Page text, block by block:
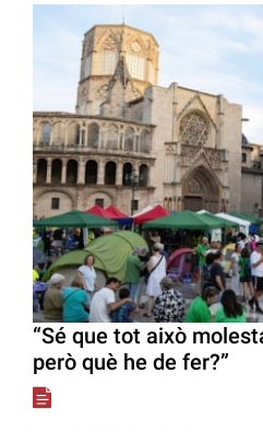
“Sé que tot això
però què he de fer?”